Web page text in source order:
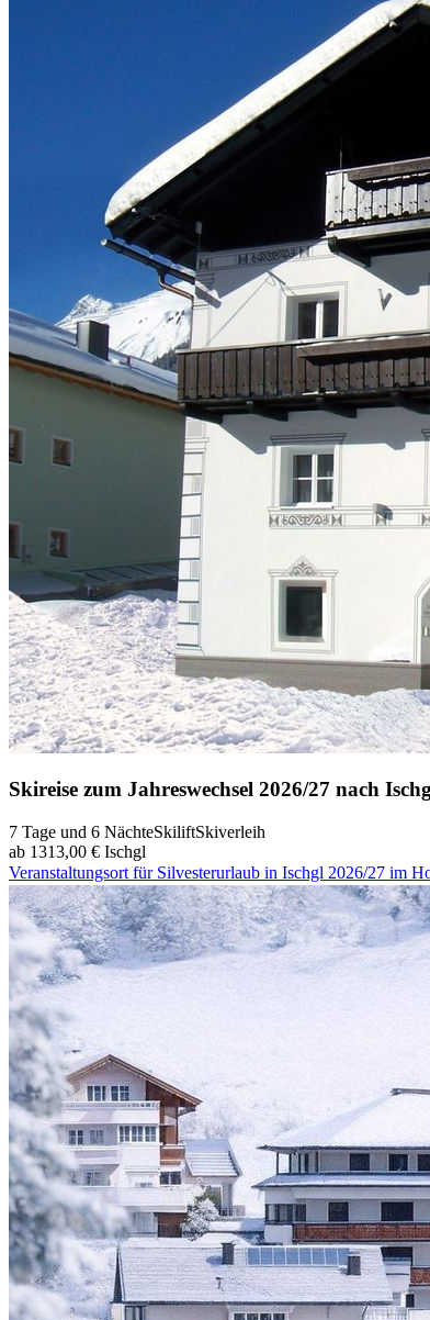
Skireise zum Jahreswechsel 2026/27 nach
7 Tage und 6 NächteSkiliftSkiverleih
ab 1313,00 € Ischgl
Veranstaltungsort für Silvesterurlaub in Ischgl 2026/27 im